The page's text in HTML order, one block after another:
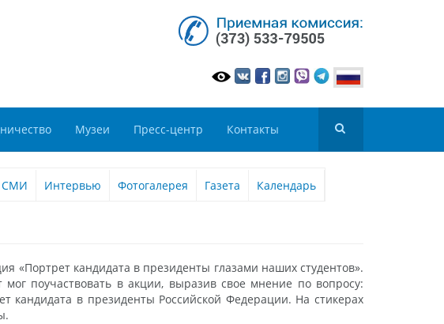
Музеи Пресс-центр Контакты
СМИ Интервью Фотогалерея Газета Календарь
«Портрет кандидата в президенты глазами наших студентов».
поучаствовать в акции, выразив свое мнение по вопросу:
кандидата в президенты Российской Федерации. На стикерах